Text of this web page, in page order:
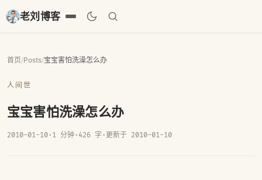
老刘博客
首页/Posts/宝宝害怕洗澡怎么办
人间世
宝宝害怕洗澡怎么办
2010-01-10· 1 分钟· 426 字 · 更新于 2010-01-10